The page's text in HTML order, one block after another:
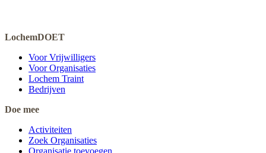
LochemDOET
Voor Vrijwilligers
Voor Organisaties
Lochem Traint
Bedrijven
Doe mee
Activiteiten
Zoek Organisaties